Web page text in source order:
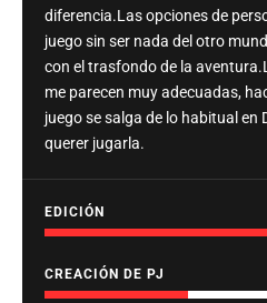
diferencia.Las opciones de
juego sin ser nada del otro
con el trasfondo de la
me parecen muy adecuadas,
juego se salga de lo habitual en
querer jugarla.
EDICIÓN
CREACIÓN DE PJ